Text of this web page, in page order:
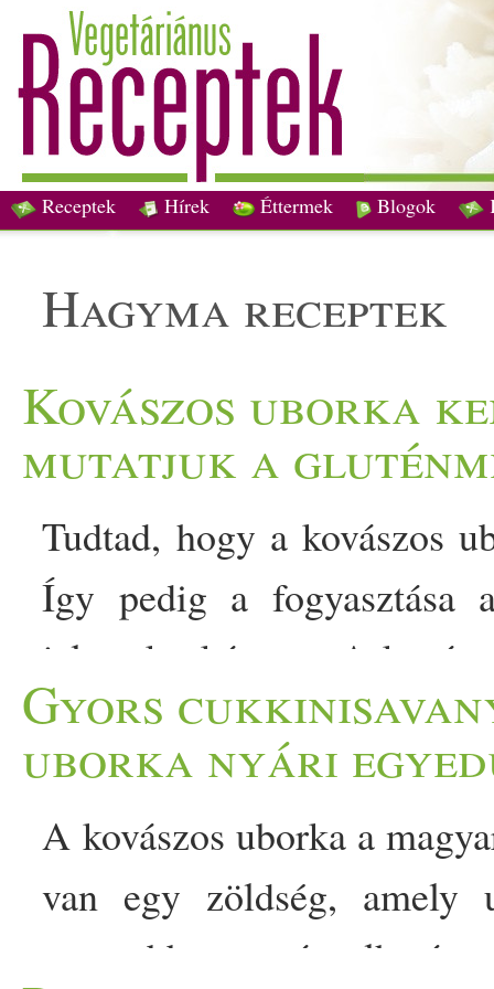
Receptek Hírek Éttermek Blogok
hagyma receptek
Kovászos uborka
mutatjuk a
Tudtad, hogy a kovászos
Így pedig a fogyasztása
jelent kockázatot. A
de ezúttal egy apró
indítja be az erjedést,
gluténérzékenyeknek is
kapor és… The post
mutatjuk a gluténmentes
Gyors
uborka nyári
A kovászos uborka a
van egy zöldség, amely
gyorsabban varázsolható